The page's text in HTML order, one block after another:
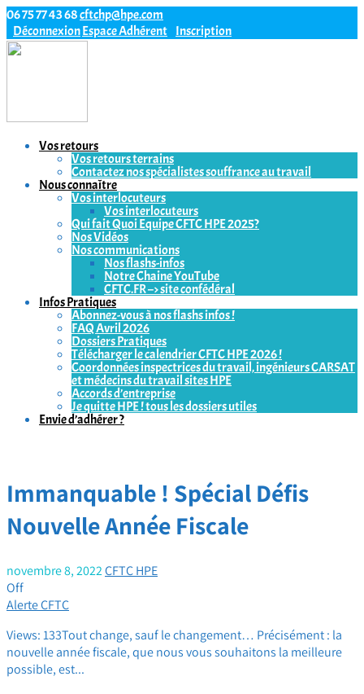
06 75 77 43 68cftchp@hpe.com
DéconnexionEspace Adhérent Inscription
Vos retours
Vos retours terrains
Contactez nos spécialistes souffrance au travail
Nous connaître
Vos interlocuteurs
Vos interlocuteurs
Qui fait Quoi Equipe CFTC HPE 2025?
Nos Vidéos
Nos communications
Nos flashs-infos
Notre Chaine YouTube
CFTC.FR –> site confédéral
Infos Pratiques
Abonnez-vous à nos flashs infos !
FAQ Avril 2026
Dossiers Pratiques
Télécharger le calendrier CFTC HPE 2026 !
Coordonnées inspectrices du travail, ingénieurs CARSAT
et médecins du travail sites HPE
Accords d’entreprise
Je quitte HPE ! tous les dossiers utiles
Envie d’adhérer ?
Immanquable ! Spécial Défis
Nouvelle Année Fiscale
novembre 8, 2022CFTC HPE
Off
Alerte CFTC
Views: 133Tout change, sauf le changement… Précisément : la
nouvelle année fiscale, que nous vous souhaitons la meilleure
possible, est...